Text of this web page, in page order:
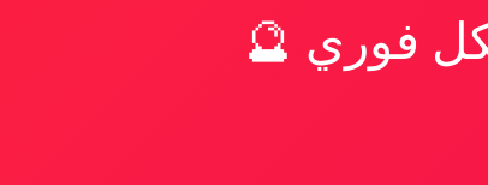
فوري 🔮